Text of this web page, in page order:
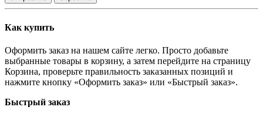
Как купить
Оформить заказ на нашем сайте легко. Просто добавьте
выбранные товары в корзину, а затем перейдите на страницу
Корзина, проверьте правильность заказанных позиций и
нажмите кнопку «Оформить заказ» или «Быстрый заказ».
Быстрый заказ